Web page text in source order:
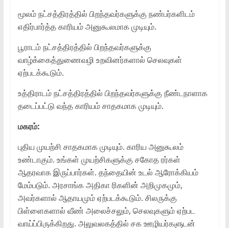
மூலம் நட்சத்திரத்தில் பிறந்தவர்களுக்கு நண்பர்களிடம்
எதிர்பார்த்த காரியம் அனுகூலமாக முடியும்.
பூராடம் நட்சத்திரத்தில் பிறந்தவர்களுக்கு
வாழ்க்கைத்துணைவழி உறவினர்களால் செலவுகள்
ஏற்படக்கூடும்.
உத்திராடம் நட்சத்திரத்தில் பிறந்தவர்களுக்கு நீண்டநாளாக
தடைப்பட்டு வந்த காரியம் சாதகமாக முடியும்.
மகரம்:
புதிய முயற்சி சாதகமாக முடியும். காரிய அனுகூலம்
உண்டாகும். உங்கள் முயற்சிகளுக்கு சகோத ரர்கள்
ஆதரவாக இருப்பார்கள். தந்தையின் உடல் ஆரோக்கியம்
மேம்படும். அரசாங்க அதிகா ரிகளின் அறிமுகமும்,
அவர்களால் ஆதாயமும் ஏற்படக்கூடும். சிலருக்கு
பிள்ளைகளால் வீண் அலைச்சலும், செலவுகளும் ஏற்பட
வாய்ப்பிருக்கிறது. அலுவலகத்தில் சக ஊழியர்களுடன்